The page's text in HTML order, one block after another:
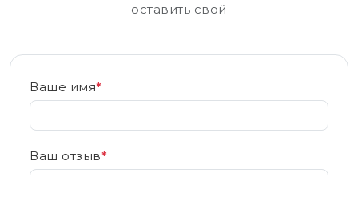
оставить свой
Ваше имя*
Ваш отзыв*